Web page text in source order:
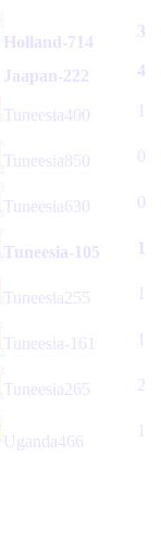
Holland-714
3
Jaapan-222 4
Tuneesia400 1
Tuneesia850 0
Tuneesia630 0
Tuneesia-105 1
Tuneesia255 1
Tuneesia-161 1
Tuneesia265 2
Uganda466
1